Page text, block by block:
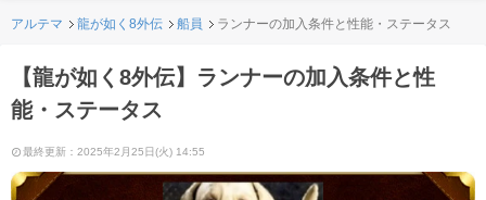
アルテマ 龍が如く8外伝 船員 ランナーの加入条件と性能・ステータス
【龍が如く8外伝】ランナーの加入条件と性
能・ステータス
最終更新：2025年2月25日(火) 14:55